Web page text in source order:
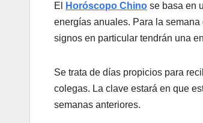
El Horóscopo Chino se basa en
energías anuales. Para la
signos en particular tendrán una
Se trata de días propicios para
colegas. La clave estará en que
semanas anteriores.